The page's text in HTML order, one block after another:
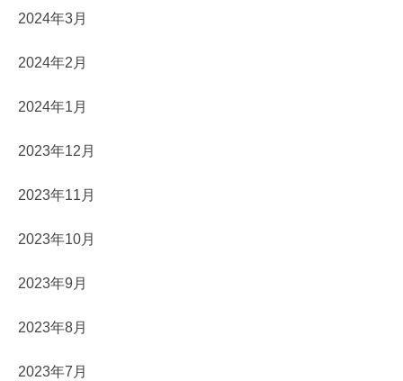
2024年3月
2024年2月
2024年1月
2023年12月
2023年11月
2023年10月
2023年9月
2023年8月
2023年7月